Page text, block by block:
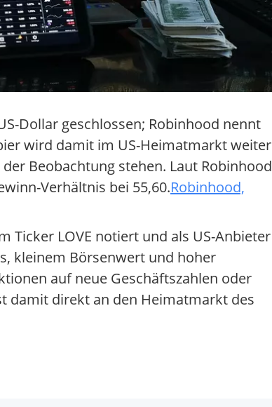
Dollar geschlossen; Robinhood nennt
wird damit im US-Heimatmarkt weiter
Beobachtung stehen. Laut Robinhood
Verhältnis bei 55,60.Robinhood,
Ticker LOVE notiert und als US-Anbieter
kleinem Börsenwert und hoher
auf neue Geschäftszahlen oder
damit direkt an den Heimatmarkt des